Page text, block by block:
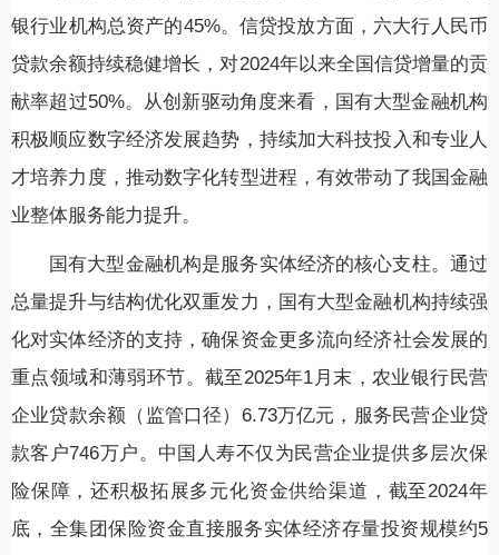
银行业机构总资产的45%。信贷投放方面，六大行人民币
贷款余额持续稳健增长，对2024年以来全国信贷增量的贡
献率超过50%。从创新驱动角度来看，国有大型金融机构
积极顺应数字经济发展趋势，持续加大科技投入和专业人
才培养力度，推动数字化转型进程，有效带动了我国金融
业整体服务能力提升。
国有大型金融机构是服务实体经济的核心支柱。通过
总量提升与结构优化双重发力，国有大型金融机构持续强
化对实体经济的支持，确保资金更多流向经济社会发展的
重点领域和薄弱环节。截至2025年1月末，农业银行民营
企业贷款余额（监管口径）6.73万亿元，服务民营企业贷
款客户746万户。中国人寿不仅为民营企业提供多层次保
险保障，还积极拓展多元化资金供给渠道，截至2024年
底，全集团保险资金直接服务实体经济存量投资规模约5